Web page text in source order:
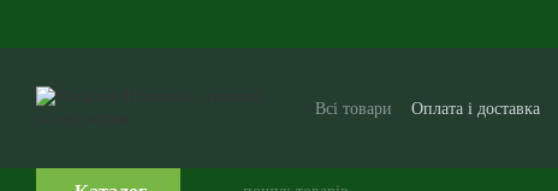
Всі товари Оплата і доставка